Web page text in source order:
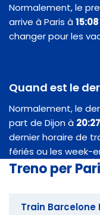
Normalement, le
arrive à Paris à
changer pour les
Quand est le
Normalement, le
part de Dijon à
dernier horaire de
fériés ou les week-
Treno per
Train Barcelone